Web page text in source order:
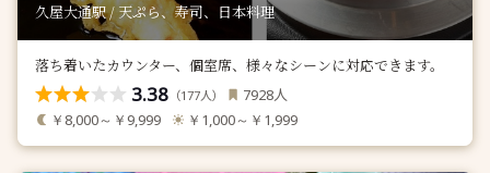
久屋大通駅 / 天ぷら、寿司、日本料理
落ち着いたカウンター、個室席、様々なシーンに対応できます。
3.38 （177人） 7928人
￥8,000～￥9,999 ￥1,000～￥1,999